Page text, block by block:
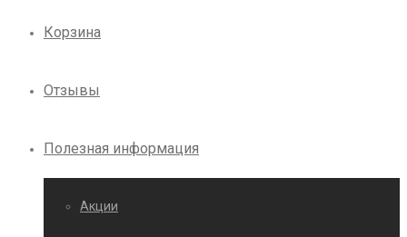
Корзина
Отзывы
Полезная информация
Акции